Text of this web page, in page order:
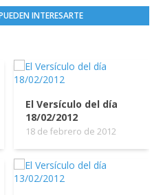
INTERESARTE
El Versículo del día
18/02/2012
18 de febrero de 2012